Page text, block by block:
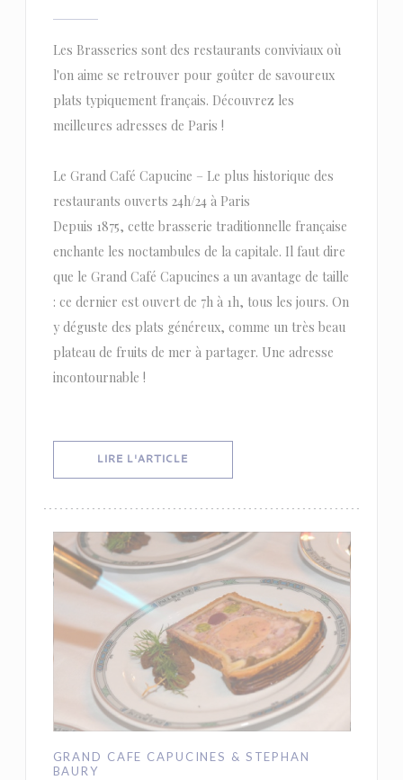
Les Brasseries sont des restaurants conviviaux où
l'on aime se retrouver pour goûter de savoureux
plats typiquement français. Découvrez les
meilleures adresses de Paris !
Le Grand Café Capucine – Le plus historique des
restaurants ouverts 24h/24 à Paris
Depuis 1875, cette brasserie traditionnelle française
enchante les noctambules de la capitale. Il faut dire
que le Grand Café Capucines a un avantage de taille
: ce dernier est ouvert de 7h à 1h, tous les jours. On
y déguste des plats généreux, comme un très beau
plateau de fruits de mer à partager. Une adresse
incontournable !
LIRE L'ARTICLE
GRAND CAFE CAPUCINES & STEPHAN
BAURY